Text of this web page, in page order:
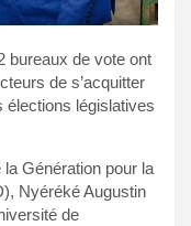
bureaux de vote ont
de s’acquitter
élections législatives
Génération pour la
Nyéréké Augustin
de